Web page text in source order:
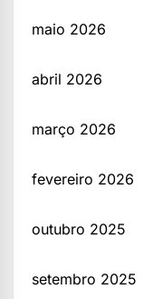
maio 2026
abril 2026
março 2026
fevereiro 2026
outubro 2025
setembro 2025